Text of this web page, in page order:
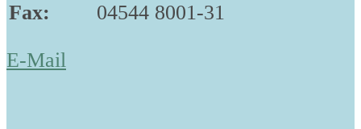
Fax:
04544 8001-31
E-Mail